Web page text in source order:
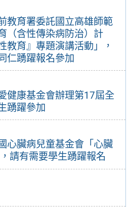
教育署委託國立高雄師範
（含性傳染病防治）計
教育』專題演講活動」，
仁踴躍報名參加
健康基金會辦理第17屆全
踴躍參加
心臟病兒童基金會「心臟
請有需要學生踴躍報名